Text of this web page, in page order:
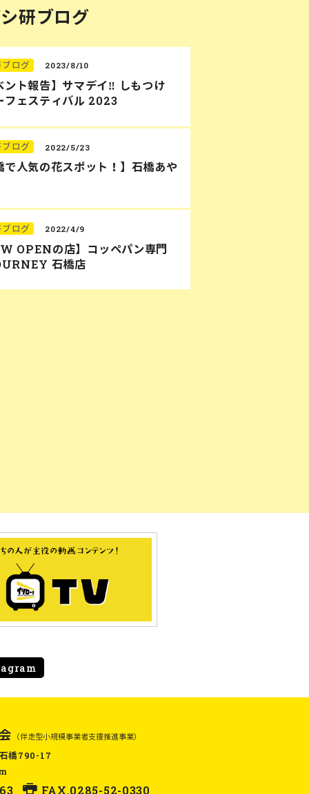
研ブログ
ログ 2023/8/10
ント報告】サマデイ‼︎ しもつけ
フェスティバル 2023
ログ 2022/5/23
で人気の花スポット！】石橋あや
ログ 2022/4/9
OPENの店】コッペパン専門
石橋店
（伴走型小規模事業者支援推進事業）
橋790-17
FAX.0285-52-0330